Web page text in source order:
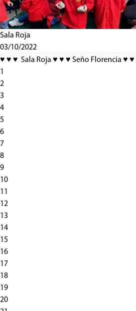
Sala Roja
03/10/2022
♥️ ♥️ ♥️ Sala Roja ♥️ ♥️ ♥️ Seño Florencia ♥️ ♥️
1
2
3
4
5
6
7
8
9
10
11
12
13
14
15
16
17
18
19
20